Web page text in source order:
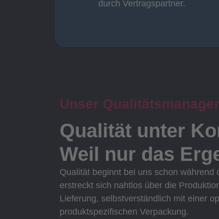
durch Vertragspartner.
durch Vertragspartner
Unser
Qualität unter
Weil nur das
Qualität beginnt bei uns schon während
erstreckt sich nahtlos über die
Lieferung, selbstverständlich mit einer
produktspezifischen Verpackung.